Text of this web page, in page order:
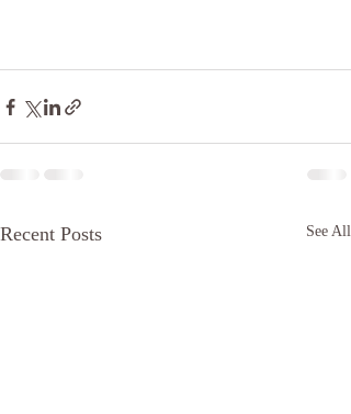
Recent Posts See All